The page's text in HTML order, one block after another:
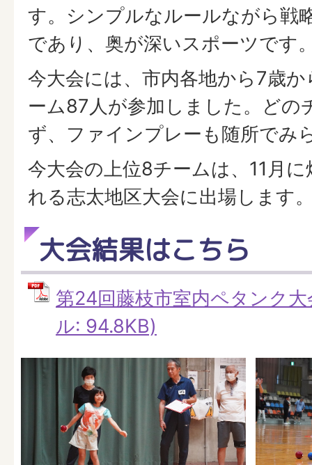
す。シンプルなルールながら戦
であり、奥が深いスポーツです
今大会には、市内各地から7歳
ーム87人が参加しました。どの
ず、ファインプレーも随所でみ
今大会の上位8チームは、11月
れる志太地区大会に出場します
大会結果はこちら
第24回藤枝市室内ペタンク
ル: 94.8KB)